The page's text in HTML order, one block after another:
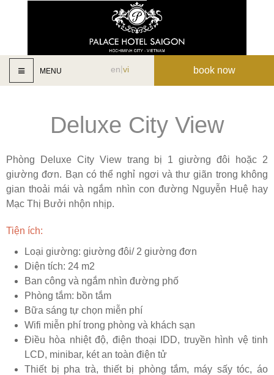
MENU en vi book now
Deluxe City View
Phòng Deluxe City View trang bị 1 giường đôi hoặc 2
giường đơn. Bạn có thể nghỉ ngơi và thư giãn trong không
gian thoải mái và ngắm nhìn con đường Nguyễn Huệ hay
Mạc Thị Bưởi nhộn nhịp.
Tiện ích:
Loại giường: giường đôi/ 2 giường đơn
Diện tích: 24 m2
Ban công và ngắm nhìn đường phố
Phòng tắm: bồn tắm
Bữa sáng tự chọn miễn phí
Wifi miễn phí trong phòng và khách sạn
Điều hòa nhiệt độ, điện thoại IDD, truyền hình vệ tinh
LCD, minibar, két an toàn điện tử
Thiết bị pha trà, thiết bị phòng tắm, máy sấy tóc, áo